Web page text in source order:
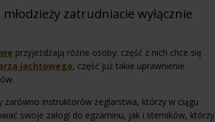
zatrudniacie wyłącznie
przyjeżdżają różne osoby: część z nich chce się
jachtowego, część już takie uprawnienie
zarówno instruktorów żeglarstwa, którzy w ciągu
swoje załogi do egzaminu, jak i sterników, którzy